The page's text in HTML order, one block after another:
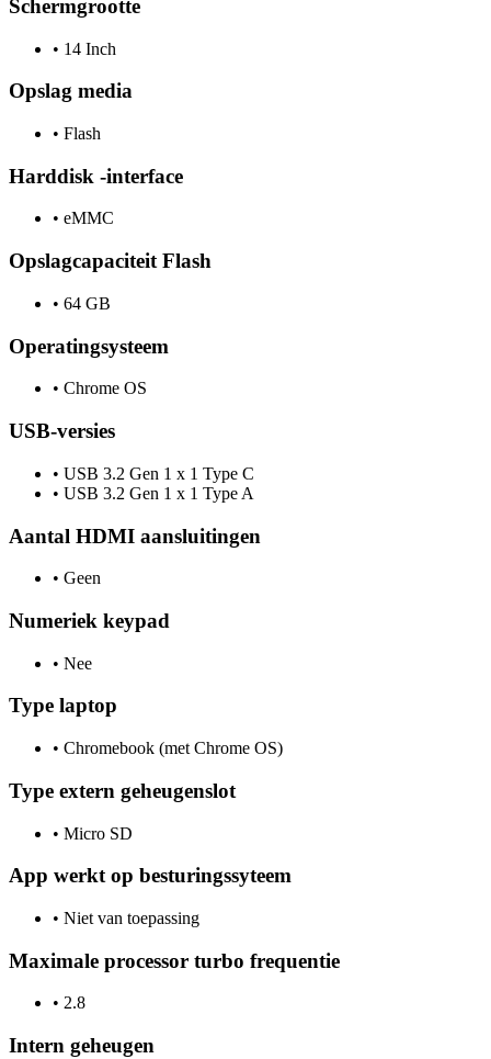
Schermgrootte
• 14 Inch
Opslag media
• Flash
Harddisk -interface
• eMMC
Opslagcapaciteit Flash
• 64 GB
Operatingsysteem
• Chrome OS
USB-versies
• USB 3.2 Gen 1 x 1 Type C
• USB 3.2 Gen 1 x 1 Type A
Aantal HDMI aansluitingen
• Geen
Numeriek keypad
• Nee
Type laptop
• Chromebook (met Chrome OS)
Type extern geheugenslot
• Micro SD
App werkt op besturingssyteem
• Niet van toepassing
Maximale processor turbo frequentie
• 2.8
Intern geheugen